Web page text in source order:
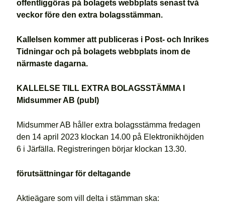
offentliggöras på bolagets webbplats senast två
veckor före den extra bolagsstämman.
Kallelsen kommer att publiceras i Post- och Inrikes
Tidningar och på bolagets webbplats inom de
närmaste dagarna.
KALLELSE TILL EXTRA BOLAGSSTÄMMA I
Midsummer AB (publ)
Midsummer AB håller extra bolagsstämma fredagen
den 14 april 2023 klockan 14.00 på Elektronikhöjden
6 i Järfälla. Registreringen börjar klockan 13.30.
förutsättningar för deltagande
Aktieägare som vill delta i stämman ska: